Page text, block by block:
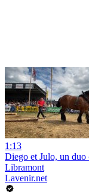
1:13
Diego et Julo, un duo
Libramont
Lavenir.net